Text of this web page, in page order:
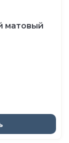
матовый